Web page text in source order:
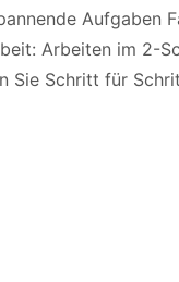
Aufgaben
Arbeiten im 2-
Sie Schritt für